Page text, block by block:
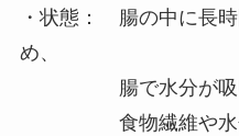
・状態： 腸の中に長
め、
腸で水分が吸収さ
食物繊維や水分が